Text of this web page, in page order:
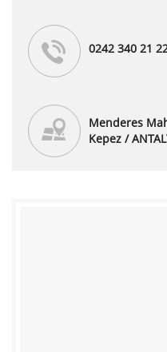
0242 340 21
Menderes
Kepez /